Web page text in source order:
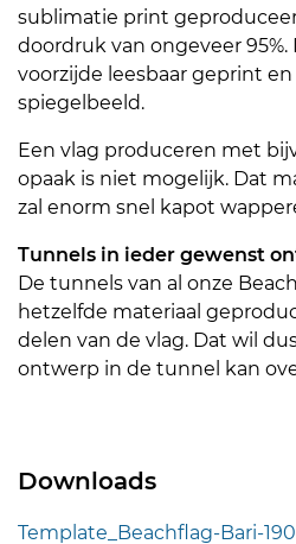
sublimatie print
doordruk van ongeveer 95%.
voorzijde leesbaar geprint
spiegelbeeld.
Een vlag produceren met
opaak is niet mogelijk. Dat
zal enorm snel kapot
Tunnels in ieder gewenst
De tunnels van al onze
hetzelfde materiaal
delen van de vlag. Dat wil
ontwerp in de tunnel kan
Downloads
Template_Beachflag-Bari-